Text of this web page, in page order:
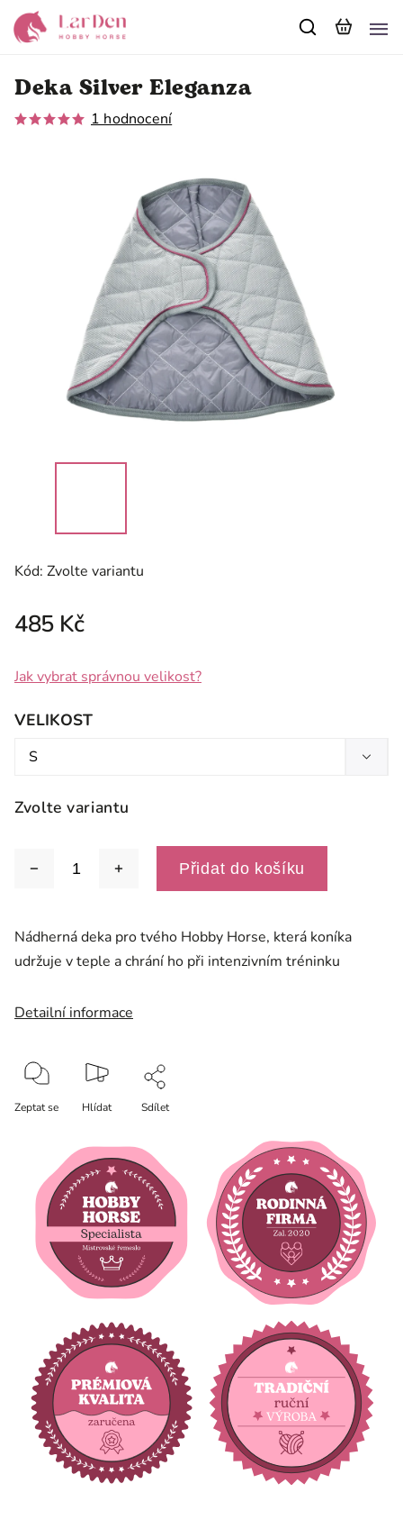
Deka Silver Eleganza
1 hodnocení
Kód: Zvolte variantu
485 Kč
Zvolte variantu
Jak vybrat správnou velikost?
VELIKOST
Přidat do košíku
Nádherná deka pro tvého Hobby Horse, která koníka
udržuje v teple a chrání ho při intenzivním tréninku
Detailní informace
Zeptat se Hlídat Sdílet